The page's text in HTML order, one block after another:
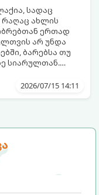
სადაც
ახლის
ერთად
არ უნდა
ბარებსა თუ
სიარულთან.
ესთეტიკურ
დროს
2026/07/15 14:11